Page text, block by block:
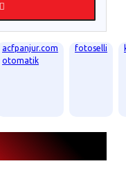
acfpanjur.com
otomatik
fotoselli